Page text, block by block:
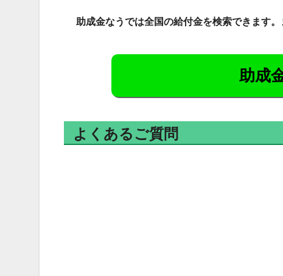
助成金なうでは全国の給付金を検索できます
助成
よくあるご質問